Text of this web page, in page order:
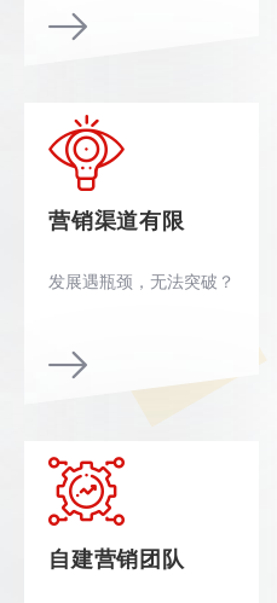
营销渠道有限
发展遇瓶颈，无法突破？
自建营销团队